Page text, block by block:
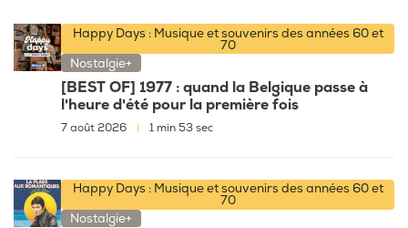
Happy Days : Musique et souvenirs des années 60 et
70
Nostalgie+
[BEST OF] 1977 : quand la Belgique passe à
l'heure d'été pour la première fois
7 août 2026 1 min 53 sec
Happy Days : Musique et souvenirs des années 60 et
70
Nostalgie+